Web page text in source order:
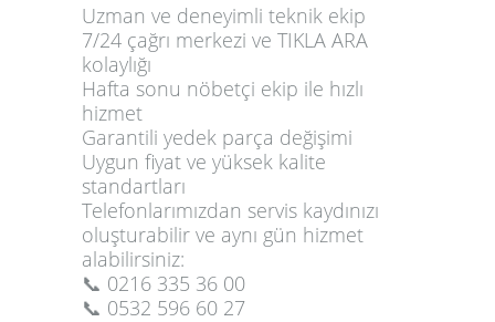
Uzman ve deneyimli teknik ekip
7/24 çağrı merkezi ve TIKLA ARA
kolaylığı
Hafta sonu nöbetçi ekip ile hızlı
hizmet
Garantili yedek parça değişimi
Uygun fiyat ve yüksek kalite
standartları
Telefonlarımızdan servis kaydınızı
oluşturabilir ve aynı gün hizmet
alabilirsiniz:
📞 0216 335 36 00
📞 0532 596 60 27